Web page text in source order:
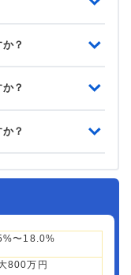
？
？
？
〜18.0%
800万円